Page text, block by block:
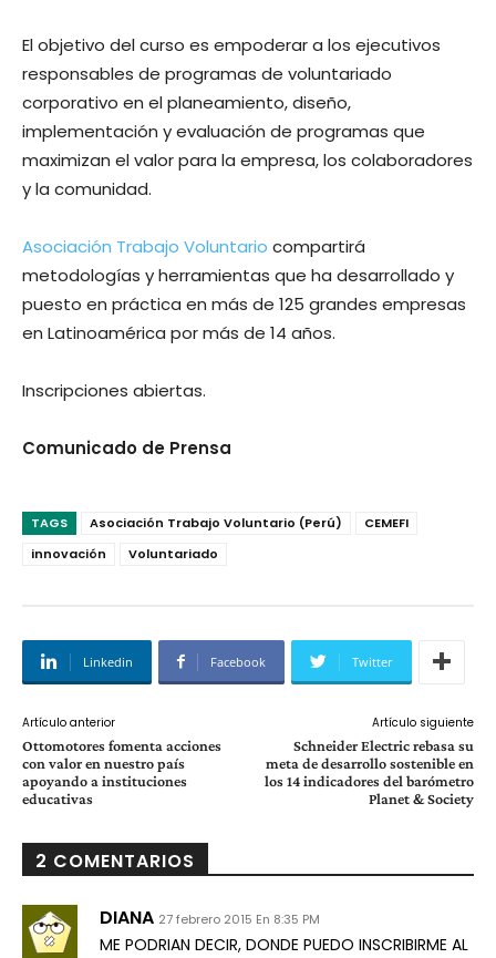
El objetivo del curso es empoderar a los ejecutivos
responsables de programas de voluntariado
corporativo en el planeamiento, diseño,
implementación y evaluación de programas que
maximizan el valor para la empresa, los colaboradores
y la comunidad.
Asociación Trabajo Voluntario compartirá
metodologías y herramientas que ha desarrollado y
puesto en práctica en más de 125 grandes empresas
en Latinoamérica por más de 14 años.
Inscripciones abiertas.
Comunicado de Prensa
TAGS Asociación Trabajo Voluntario (Perú)
CEMEFI
innovación
Voluntariado
Linkedin Facebook Twitter
Artículo anterior
Ottomotores fomenta acciones
con valor en nuestro país
apoyando a instituciones
educativas
Artículo siguiente
Schneider Electric rebasa su
meta de desarrollo sostenible en
los 14 indicadores del barómetro
Planet & Society
2 COMENTARIOS
DIANA 27 febrero 2015 En 8:35 PM
ME PODRIAN DECIR, DONDE PUEDO INSCRIBIRME AL